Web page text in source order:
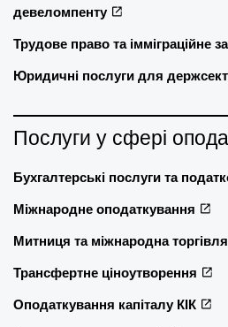
девеломпенту
Трудове право та імміграційне
Юридичні послуги для
Послуги у сфері
Бухгалтерські послуги та
Міжнародне оподаткування
Митниця та міжнародна торгівля
Трансфертне ціноутворення
Оподаткування капіталу КІК